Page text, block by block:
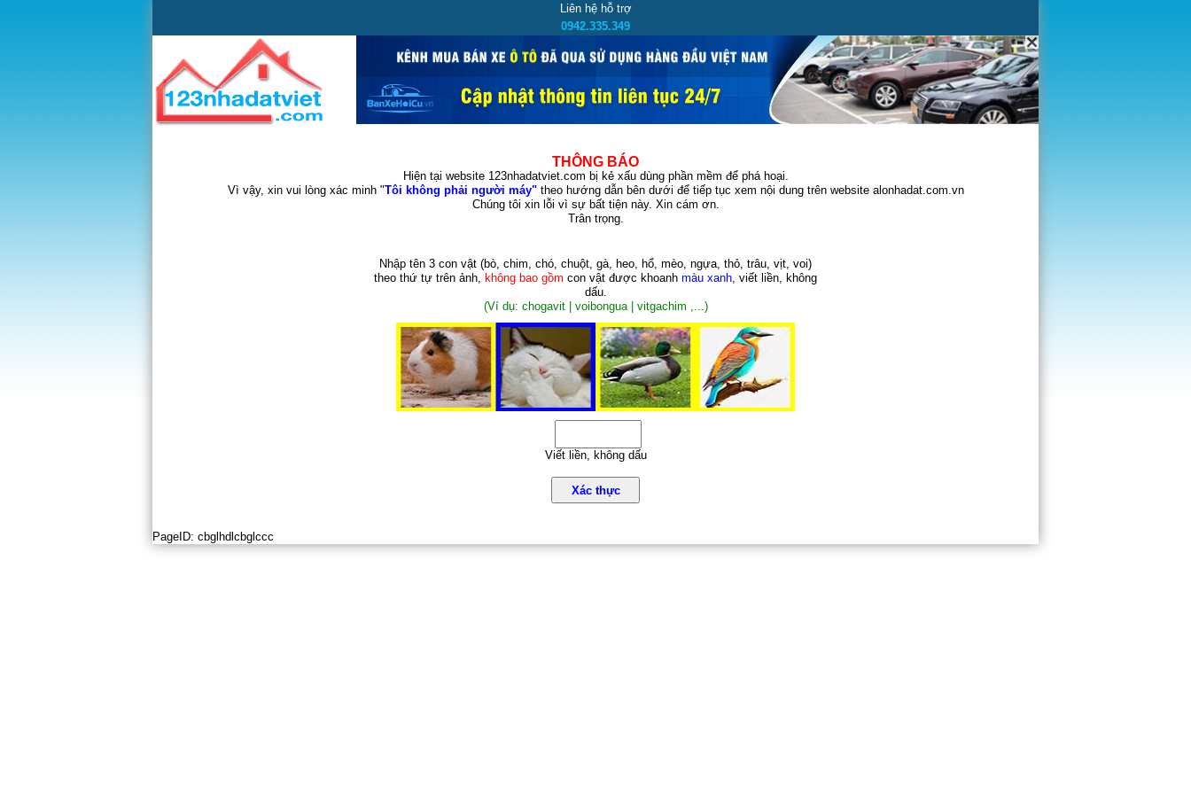
Liên hệ hỗ trợ
0942.335.349
THÔNG BÁO
Hiện tại website 123nhadatviet.com bị kẻ xấu dùng phần mềm để phá hoại.
Vì vậy, xin vui lòng xác minh "Tôi không phải người máy"theo hướng dẫn bên dưới để tiếp tục xem nội dung trên website alonhadat.com.vn
Chúng tôi xin lỗi vì sự bất tiện này. Xin cám ơn.
Trân trọng.
Nhập tên 3 con vật (bò, chim, chó, chuột, gà, heo, hổ, mèo, ngựa, thỏ, trâu, vịt, voi)
theo thứ tự trên ảnh, không bao gồm con vật được khoanh màu xanh, viết liền, không
dấu.
(Ví dụ: chogavit | voibongua | vitgachim ,...)
Viết liền, không dấu
Xác thực
PageID: cbglhdlcbglccc